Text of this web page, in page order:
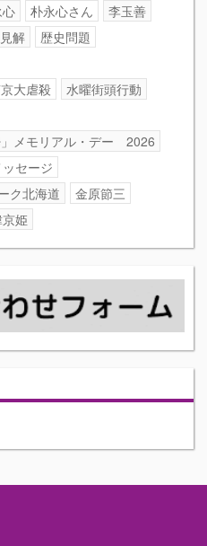
朴永心さん
李玉善
解
歴史問題
大虐殺
水曜街頭行動
メモリアル・デー 2026
セージ
ク北海道
金原節三
姫